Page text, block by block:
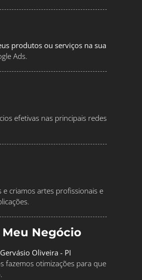
produtos ou serviços na sua
Ads.
efetivas nas principais redes
criamos artes profissionais e
Negócio
Oliveira - PI
fazemos otimizações para que